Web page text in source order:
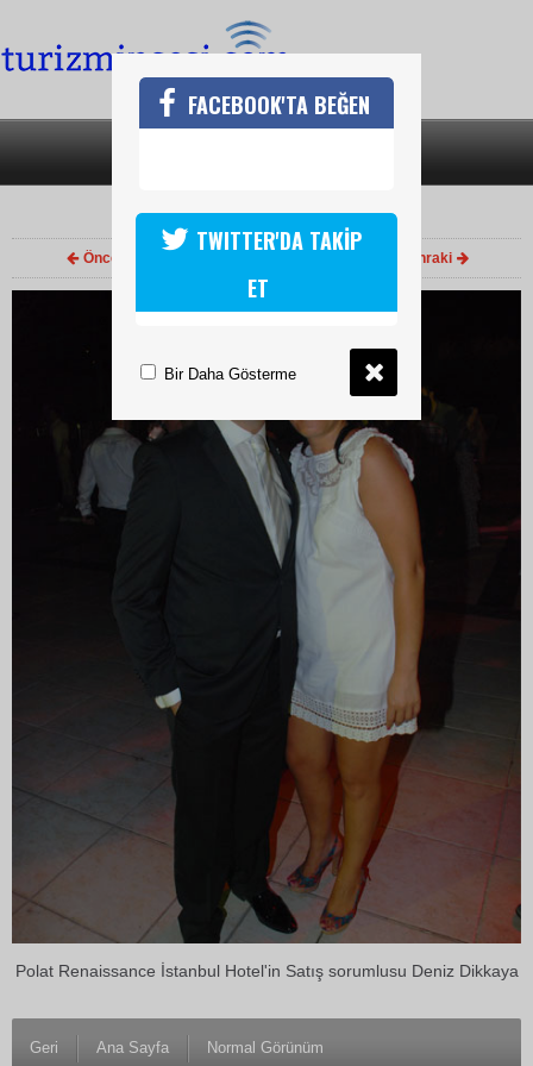
DENİZ DİKKAYA
Önceki Sonraki
Polat Renaissance İstanbul Hotel'in Satış sorumlusu Deniz Dikkaya
Geri Ana Sayfa Normal Görünüm
FACEBOOK'TA BEĞEN
TWITTER'DA TAKİP
ET
Bir Daha Gösterme